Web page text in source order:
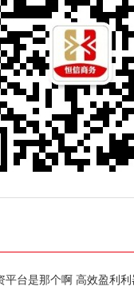
平台是那个啊 高效盈利